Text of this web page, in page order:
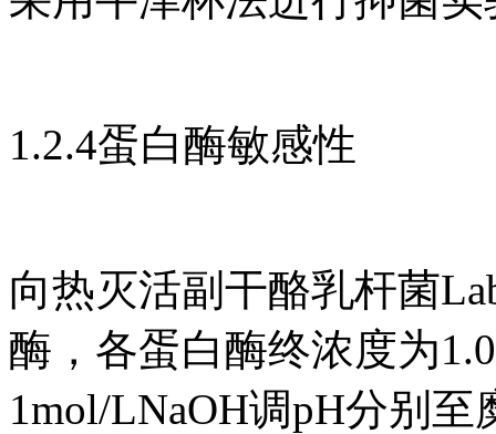
1.2.4蛋白酶敏感性
向热灭活副干酪乳杆菌
酶，各蛋白酶终浓度为
1mol/LNaOH调pH分别